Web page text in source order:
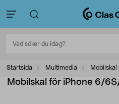
Startsida Multimedia Mobilskal
Mobilskal för iPhone 6/